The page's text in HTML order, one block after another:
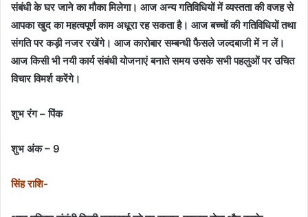
संबंधी के घर जाने का मौका मिलेगा। आज अन्य गतिविधियों में व्यस्तता की वजह से
आपका खुद का महत्वपूर्ण काम अधूरा रह सकता है। आज बच्चों की गतिविधियों तथा
संगति पर कड़ी नजर रखेंगे। आज कारोबार सम्बन्धी फैसले जल्दबाजी में न लें।
आज किसी भी नयी कार्य संबंधी योजनाएं बनाते समय उसके सभी पहलुओं पर उचित
विचार विमर्श करेंगे।
शुभ रंग – पिंक
शुभ अंक – 9
सिंह राशि-